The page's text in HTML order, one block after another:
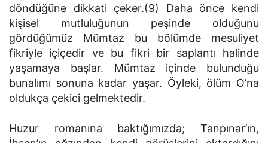
döndüğüne dikkati çeker.(9) Daha önce kendi
kişisel mutluluğunun peşinde olduğunu
gördüğümüz Mümtaz bu bölümde mesuliyet
fikriyle içiçedir ve bu fikri bir saplantı halinde
yaşamaya başlar. Mümtaz içinde bulunduğu
bunalımı sonuna kadar yaşar. Öyleki, ölüm O’na
oldukça çekici gelmektedir.
Huzur romanına baktığımızda; Tanpınar’ın,